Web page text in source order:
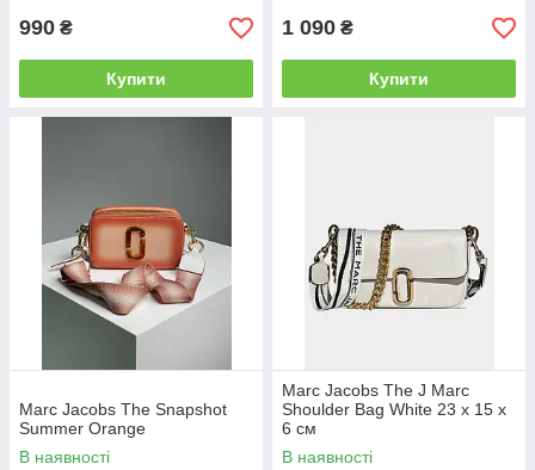
990 ₴
Купити
1 090 ₴
Купити
Marc Jacobs The Snapshot
Summer Orange
В наявності
Marc Jacobs The J Marc
Shoulder Bag White 23 х 15 х
6 см
В наявності